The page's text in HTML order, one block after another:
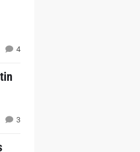
4
3